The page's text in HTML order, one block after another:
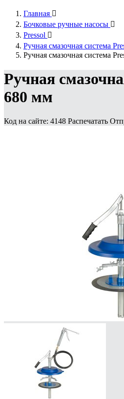
Главная 
Бочковые ручные насосы 
Pressol 
Ручная смазочная система
Ручная смазочная система
Ручная
680 мм
Код на сайте: 4148 Распечатать